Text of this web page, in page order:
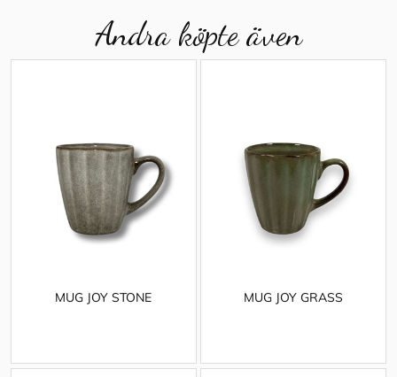
Andra köpte även
MUG JOY STONE MUG JOY GRASS